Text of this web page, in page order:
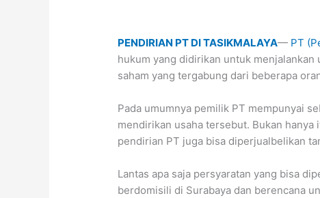
PENDIRIAN PT DI TASIKMALAYA— PT
hukum yang didirikan untuk menjalankan
saham yang tergabung dari beberapa
Pada umumnya pemilik PT mempunyai
mendirikan usaha tersebut. Bukan hanya
pendirian PT juga bisa diperjualbelikan
Lantas apa saja persyaratan yang bisa
berdomisili di Surabaya dan berencana